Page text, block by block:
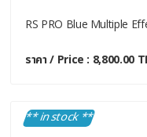
RS PRO Blue Multiple
ราคา / Price : 8,800.00
** in stock **